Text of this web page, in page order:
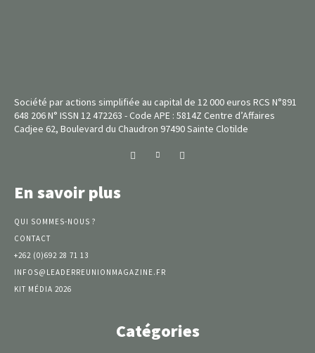
Société par actions simplifiée au capital de 12 000 euros RCS N°891
648 206 N° ISSN 12 472263 - Code APE : 5814Z Centre d’Affaires
Cadjee 62, Boulevard du Chaudron 97490 Sainte Clotilde
En savoir plus
QUI SOMMES-NOUS ?
CONTACT
+262 (0)692 28 71 13
INFOS@LEADERREUNIONMAGAZINE.FR
KIT MÉDIA 2026
Catégories